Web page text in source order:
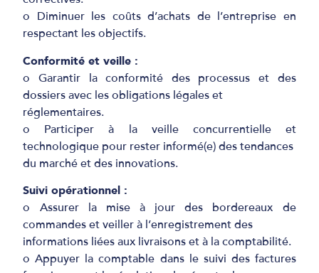
o Diminuer les coûts d’achats de l’entreprise en
respectant les objectifs.
Conformité et veille :
o Garantir la conformité des processus et des
dossiers avec les obligations légales et
réglementaires.
o Participer à la veille concurrentielle et
technologique pour rester informé(e) des tendances
du marché et des innovations.
Suivi opérationnel :
o Assurer la mise à jour des bordereaux de
commandes et veiller à l’enregistrement des
informations liées aux livraisons et à la comptabilité.
o Appuyer la comptable dans le suivi des factures